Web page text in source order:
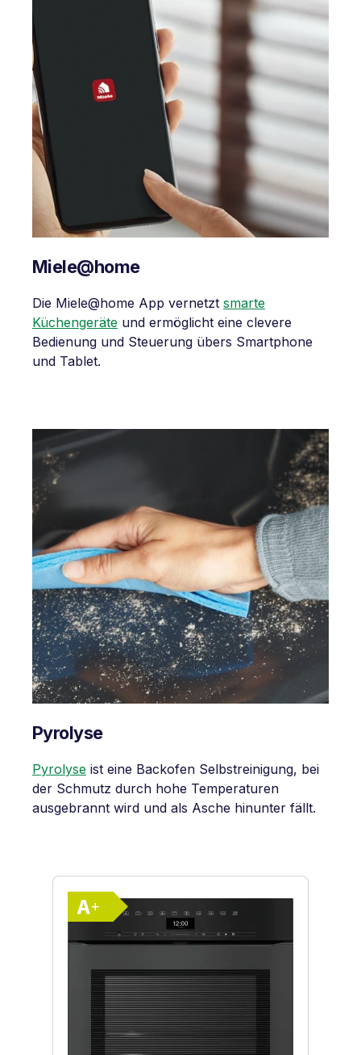
Miele@home
Die Miele@home App vernetzt smarte
Küchengeräte und ermöglicht eine clevere
Bedienung und Steuerung übers Smartphone
und Tablet.
Pyrolyse
Pyrolyse ist eine Backofen Selbstreinigung, bei
der Schmutz durch hohe Temperaturen
ausgebrannt wird und als Asche hinunter fällt.
Produktgalerie überspringen
Energieklasse A+. Höchste bis